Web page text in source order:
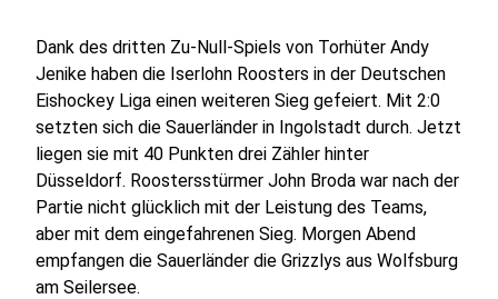
Dank des dritten Zu-Null-Spiels von Torhüter Andy
Jenike haben die Iserlohn Roosters in der Deutschen
Eishockey Liga einen weiteren Sieg gefeiert. Mit 2:0
setzten sich die Sauerländer in Ingolstadt durch. Jetzt
liegen sie mit 40 Punkten drei Zähler hinter
Düsseldorf. Roostersstürmer John Broda war nach der
Partie nicht glücklich mit der Leistung des Teams,
aber mit dem eingefahrenen Sieg. Morgen Abend
empfangen die Sauerländer die Grizzlys aus Wolfsburg
am Seilersee.